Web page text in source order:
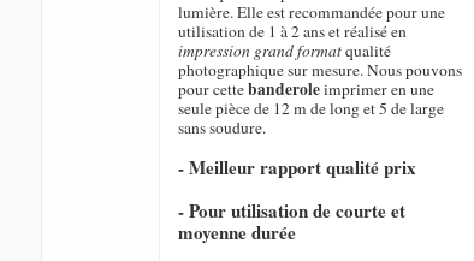
lumière. Elle est recommandée pour une
utilisation de 1 à 2 ans et réalisé en
impression grand formatqualité
photographique sur mesure. Nous pouvons
pour cettebanderoleimprimer en une
seule pièce de 12 m de long et 5 de large
sans soudure.
- Meilleur rapport qualité prix
- Pour utilisation de courte et
moyenne durée